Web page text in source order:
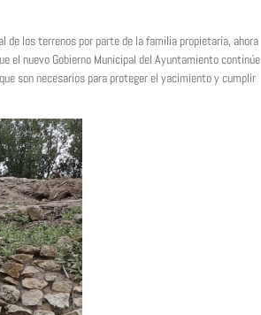
de los terrenos por parte de la familia propietaria, ahora
el nuevo Gobierno Municipal del Ayuntamiento continúe
son necesarios para proteger el yacimiento y cumplir